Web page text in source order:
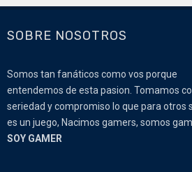
SOBRE NOSOTROS
Somos tan fanáticos como vos porque
entendemos de esta pasion. Tomamos
seriedad y compromiso lo que para otros
es un juego, Nacimos gamers, somos
SOY GAMER